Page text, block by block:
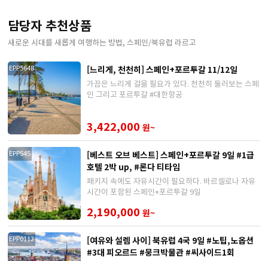
담당자 추천상품
새로운 시대를 새롭게 여행하는 방법, 스페인/북유럽 라르고
EPP5648 [느리게, 천천히] 스페인+포르투갈 11/12일
가끔은 느리게 걸을 필요가 있다. 천천히 둘러보는 스페
인 그리고 포르투갈 #대한항공
3,422,000 원~
EPP545
[베스트 오브 베스트] 스페인+포르투갈 9일 #1급
호텔 2박 up, #론다 티타임
패키지 속에도 자유시간이 필요하다. 바르셀로나 자유
시간이 포함된 스페인+포르투갈 9일
2,190,000 원~
EPP0112
[여유와 설렘 사이] 북유럽 4국 9일 #노팁,노옵션
#3대 피오르드 #뭉크박물관 #씨사이드1회